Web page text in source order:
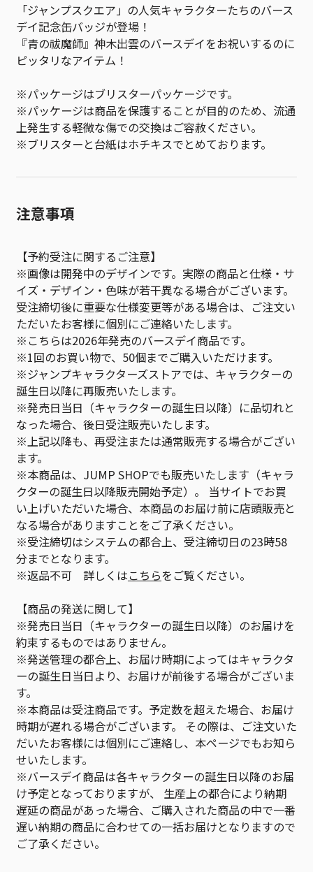
「ジャンプスクエア」の人気キャラクターたちのバース
デイ記念缶バッジが登場！
『青の祓魔師』神木出雲のバースデイをお祝いするのに
ピッタリなアイテム！
※パッケージはブリスターパッケージです。
※パッケージは商品を保護することが目的のため、流通
上発生する軽微な傷での交換はご容赦ください。
※ブリスターと台紙はホチキスでとめております。
注意事項
【予約受注に関するご注意】
※画像は開発中のデザインです。実際の商品と仕様・サ
イズ・デザイン・色味が若干異なる場合がございます。
受注締切後に重要な仕様変更等がある場合は、ご注文い
ただいたお客様に個別にご連絡いたします。
※こちらは2026年発売のバースデイ商品です。
※1回のお買い物で、50個までご購入いただけます。
※ジャンプキャラクターズストアでは、キャラクターの
誕生日以降に再販売いたします。
※発売日当日（キャラクターの誕生日以降）に品切れと
なった場合、後日受注販売いたします。
※上記以降も、再受注または通常販売する場合がござい
ます。
※本商品は、JUMP SHOPでも販売いたします（キャラ
クターの誕生日以降販売開始予定）。 当サイトでお買
い上げいただいた場合、本商品のお届け前に店頭販売と
なる場合がありますことをご了承ください。
※受注締切はシステムの都合上、受注締切日の23時58
分までとなります。
※返品不可 詳しくはこちらをご覧ください。
【商品の発送に関して】
※発売日当日（キャラクターの誕生日以降）のお届けを
約束するものではありません。
※発送管理の都合上、お届け時期によってはキャラクタ
ーの誕生日当日より、お届けが前後する場合がございま
す。
※本商品は受注商品です。予定数を超えた場合、お届け
時期が遅れる場合がございます。 その際は、ご注文いた
だいたお客様には個別にご連絡し、本ページでもお知ら
せいたします。
※バースデイ商品は各キャラクターの誕生日以降のお届
け予定となっておりますが、 生産上の都合により納期
遅延の商品があった場合、ご購入された商品の中で一番
遅い納期の商品に合わせての一括お届けとなりますので
ご了承ください。